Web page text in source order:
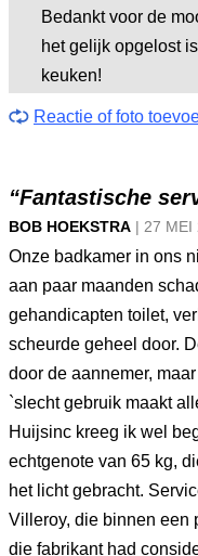
Bedankt voor de
het gelijk opgelost
keuken!
Reactie of foto
“Fantastische
BOB HOEKSTRA | 27 MEI
Onze badkamer in ons
aan paar maanden
gehandicapten toilet,
scheurde geheel door.
door de aannemer,
`slecht gebruik maakt
Huijsinc kreeg ik wel
echtgenote van 65 kg,
het licht gebracht.
Villeroy, die binnen een
die fabrikant had